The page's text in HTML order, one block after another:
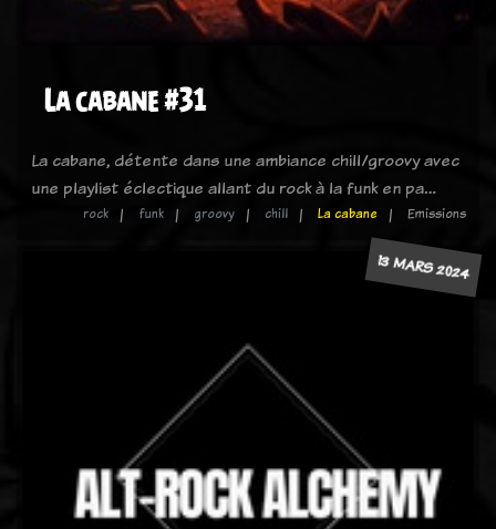
La cabane #31
La cabane, détente dans une ambiance chill/groovy avec
une playlist éclectique allant du rock à la funk en pa…
rock funk groovy chill La cabane Emissions
13 MARS 2024